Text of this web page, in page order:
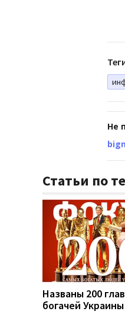
Не
Статьи по
Названы 200
богачей Украины